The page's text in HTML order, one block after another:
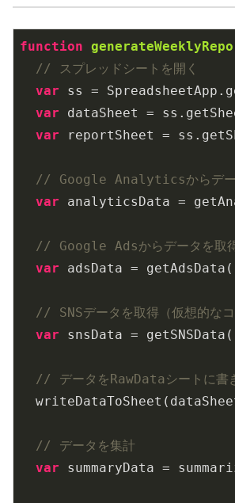
function
// スプレッドシートを開く
var ss =
var dataSheet =
var reportSheet =
// Google Analyticsからデータ
var analyticsData =
// Google Adsからデータを取得
var adsData =
// SNSデータを取得（仮想的なコ
var snsData =
// データをRawDataシートに書
// データを集計
var summaryData =